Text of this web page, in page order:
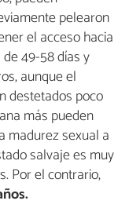
pelearon
el acceso hacia
49-58 días y
aunque el
destetados poco
más pueden
madurez sexual a
salvaje es muy
Por el contrario,